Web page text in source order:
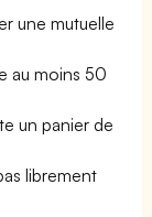
une mutuelle
au moins 50
un panier de
librement